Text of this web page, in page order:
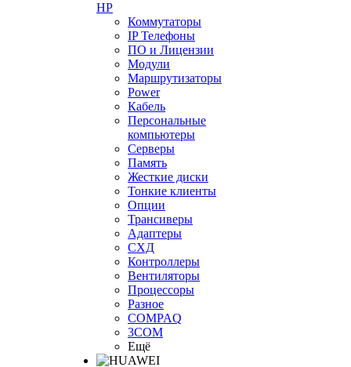
HP
Коммутаторы
IP Телефоны
ПО и Лицензии
Модули
Маршрутизаторы
Power
Кабель
Персональные
компьютеры
Серверы
Память
Жесткие диски
Тонкие клиенты
Опции
Трансиверы
Адаптеры
СХД
Контроллеры
Вентиляторы
Процессоры
Разное
COMPAQ
3COM
Ещё